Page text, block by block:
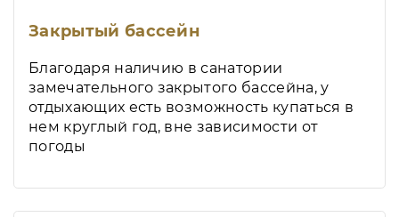
Закрытый бассейн
Благодаря наличию в санатории
замечательного закрытого бассейна, у
отдыхающих есть возможность купаться в
нем круглый год, вне зависимости от
погоды